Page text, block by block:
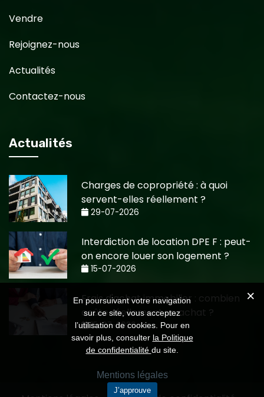
Vendre
Rejoignez-nous
Actualités
Contactez-nous
Actualités
Charges de copropriété : à quoi
servent-elles réellement ?
29-07-2026
Interdiction de location DPE F : peut-
on encore louer son logement ?
15-07-2026
Frais d'achat immobilier : combien
coûte réellement un achat ?
15-07-2026
En poursuivant votre navigation
sur ce site, vous acceptez
l’utilisation de cookies. Pour en
savoir plus, consulter la Politique
de confidentialité du site.
Mentions légales
J’approuve